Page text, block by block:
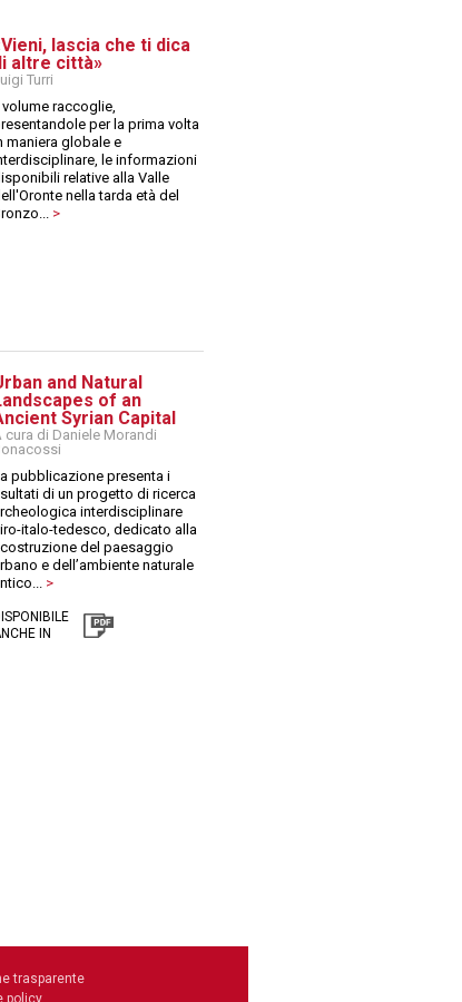
lascia che ti dica
altre città»
Turri
volume raccoglie,
per la prima volta
maniera globale e
le informazioni
relative alla Valle
nella tarda età del
>
and Natural
of an
Syrian Capital
cura di Daniele Morandi
pubblicazione presenta i
di un progetto di ricerca
interdisciplinare
italo-tedesco, dedicato alla
del paesaggio
e dell’ambiente naturale
>
IN
trasparente
policy